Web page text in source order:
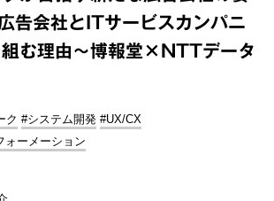
会社とITサービスカンパニ
組む理由～博報堂×NTTデータ
ク #システム開発 #UX/CX
ォーメーション